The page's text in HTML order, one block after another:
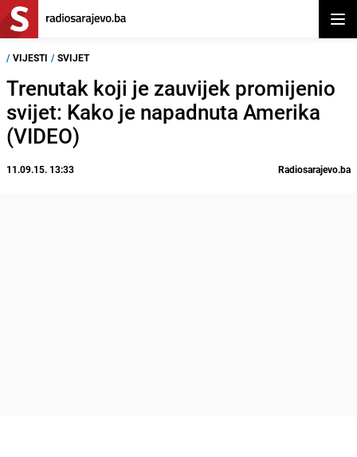
/ VIJESTI / SVIJET
Trenutak koji je zauvijek promijenio
svijet: Kako je napadnuta Amerika
(VIDEO)
11.09.15. 13:33 Radiosarajevo.ba